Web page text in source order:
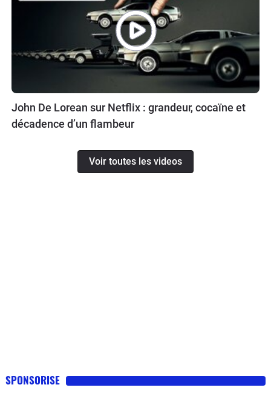
John De Lorean sur Netflix : grandeur, cocaïne et
décadence d’un flambeur
Voir toutes les videos
SPONSORISE